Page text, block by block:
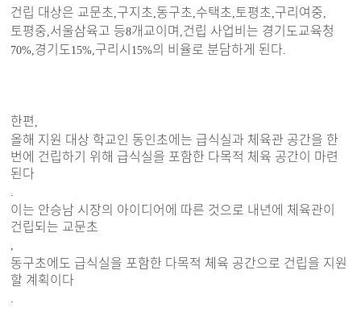
건립 대상은 교문초 구지초 동구초 수택초 토평초 구리여중
토평중 서울삼육고 등8개교이며 건립 사업비는 경기도교육청
70%, 경기도 15%, 구리시 15%의 비율로 분담하게 된다
한편
올해 지원 대상 학교인 동인초에는 급식실과 체육관 공간을 한
번에 건립하기 위해 급식실을 포함한 다목적 체육 공간이 마련
된다
이는 안승남 시장의 아이디어에 따른 것으로 내년에 체육관이
건립되는 교문초
동구초에도 급식실을 포함한 다목적 체육 공간으로 건립을 지원
할 계획이다